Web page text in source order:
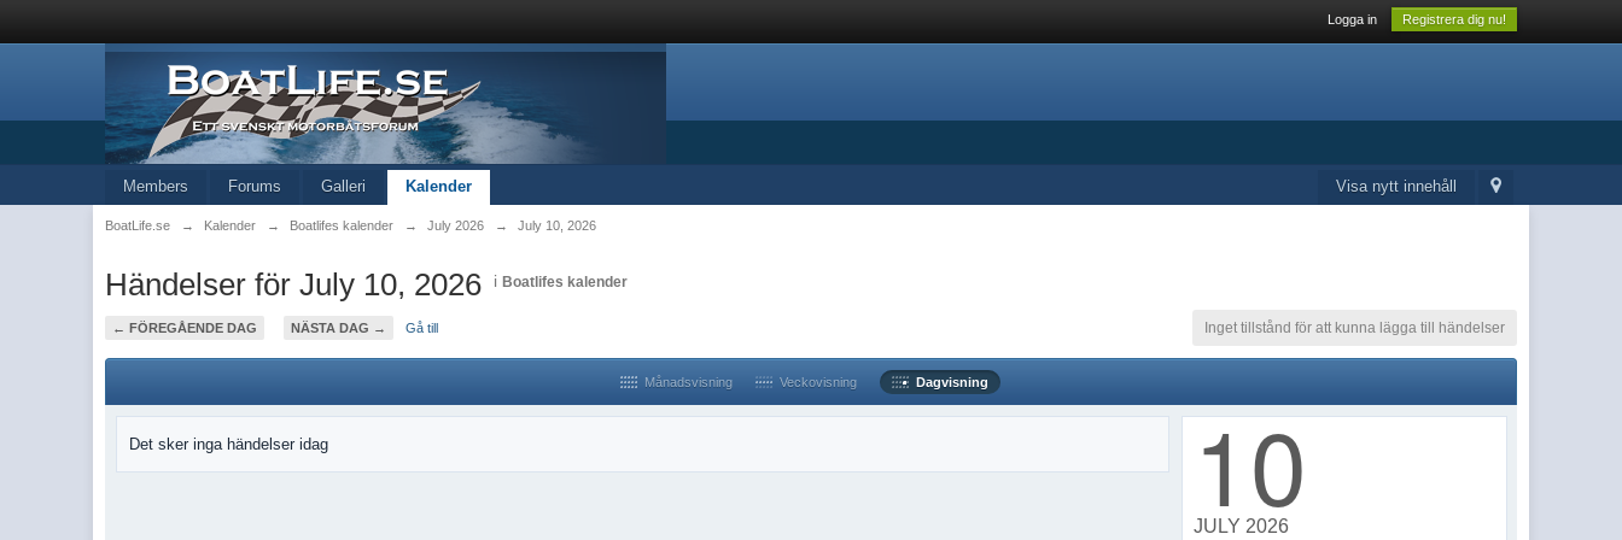
Logga in Registrera dig nu!
Visa nytt innehåll
Members Forums Galleri Kalender
BoatLife.se → Kalender → Boatlifes kalender → July 2026 → July 10, 2026
Händelser för July 10, 2026 iBoatlifes kalender
← FÖREGÅENDE DAG NÄSTA DAG → Gå till Inget tillstånd för att kunna lägga till händelser
Månadsvisning Veckovisning Dagvisning
Det sker inga händelser idag 10
JULY 2026